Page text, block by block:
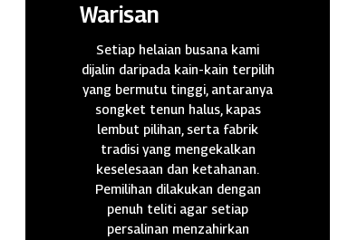
Warisan
Setiap helaian busana kami
dijalin daripada kain-kain terpilih
yang bermutu tinggi, antaranya
songket tenun halus, kapas
lembut pilihan, serta fabrik
tradisi yang mengekalkan
keselesaan dan ketahanan.
Pemilihan dilakukan dengan
penuh teliti agar setiap
persalinan menzahirkan